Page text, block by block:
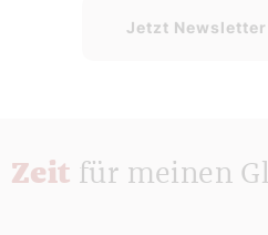
Jetzt
Zeit für meinen